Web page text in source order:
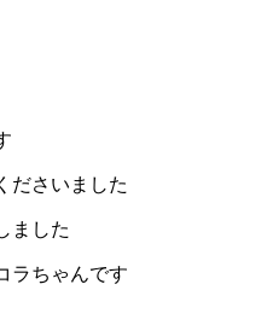
ださいました
ました
ラちゃんです